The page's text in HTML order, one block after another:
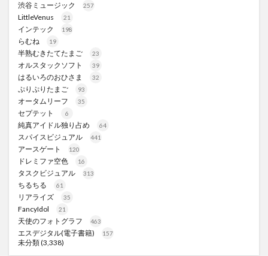
渋谷ミュージック 257
LittleVenus 21
インテック 198
らむね 19
半熟むきたてたまご 23
オルスタックソフト 39
はるいろのおひさま 32
ぷりぷりたまご 93
オータムリーフ 35
セプテット 6
純真アイドル独り占め 64
スパイスビジュアル 441
アースゲート 120
ドレミファ空色 16
タスクビジュアル 313
ちるちる 61
リアライズ 35
FancyIdol 21
天使のフォトグラフ 463
エスデジタル(電子書籍) 157
未分類(3,338)